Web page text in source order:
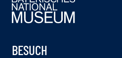
BESUCH